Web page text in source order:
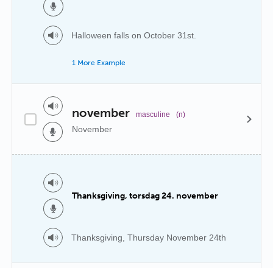
Halloween falls on October 31st.
1 More Example
november masculine (n)
November
Thanksgiving, torsdag 24. november
Thanksgiving, Thursday November 24th